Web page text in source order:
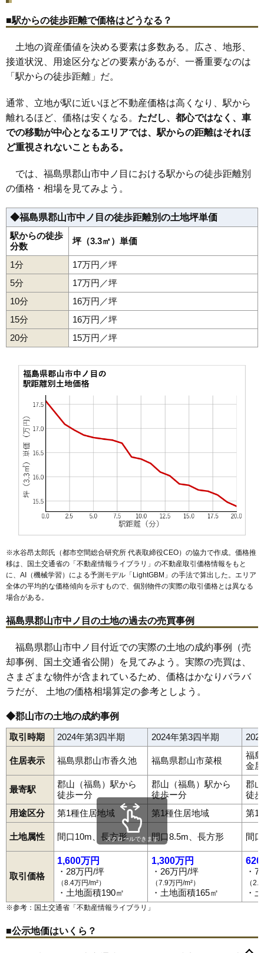
29 桃見台 27万円 1,594万円 40.8%
30 富田東 27万円 1,958万円 46.6%
31 亀田 27万円 1,900万円 25.1%
32 御前南
33 鳴神 27万円 2,003万円 41.5%
34 桑野 27万円 2,636万円 33.3%
35 菜根 26万円 1,822万円 37.3%
36 愛宕町 26万円
38 安積荒井
40 南 25万円 4,700万円
41 池ノ台
42
43 西ノ内
44 中野
45 （大字なし）
46 台新
47 香久池
49 八山田西
50 緑町
久留米 23万円 1,522万円
52 安積町荒井
53 23万円
54 22万円
55
56 1,914万円
22万円
横塚 21万円 1,466万円 20.2%
61 安積町南長久保 21万円 1,412万円 22.4%
62
64 大槻町 19万円 1,422万円 12.7%
65 うねめ町 19万円 1,588万円 21.1%
66 若葉町 19万円 811万円 19.6%
67 石渕町 19万円 1,127万円 19.0%
68 中ノ目 18万円 1,169万円
69 安積町長久保 17万円
70 喜久田町 16万円 1,287万円 9.7%
71 緑ケ丘東 16万円 1,130万円 18.5%
72 富久山町久保田 15万円 1,275万円 12.6%
昭和 14万円 1,043万円 8.9%
笹川 14万円 907万円 13.3%
75 大平町 14万円 1,562万円 13.2%
76 安積町笹川 13万円 1,276万円 7.6%
77 安積 12万円 1,505万円 8.6%
日和田町 1,114万円 5.2%
安積町成田 819万円 13.6%
80 喜久田町卸 11万円 5,371万円 4.9%
82 田村町徳定 9.5万円 1,050万円 9.3%
■駅からの徒歩距離で価格はどうなる？
土地の資産価値を決める要素は多数ある。広さ、地形、
接道状況、用途区分などの要素があるが、一番重要なのは
「駅からの徒歩距離」だ。
通常、立地が駅に近いほど不動産価格は高くなり、駅から
離れるほど、価格は安くなる。 ただし、都心ではなく、車
での移動が中心となるエリアでは、駅からの距離はそれほ
ど重視されないこともある。
では、福島県郡山市中ノ目における駅からの徒歩距離別
の価格・相場を見てみよう。
◆福島県郡山市中ノ目の徒歩距離別の土地坪単価
駅からの徒歩
分数
坪（3.3㎡）単価
1分
17万円／坪
5分
17万円／坪
10分
16万円／坪
15分
16万円／坪
20分
15万円／坪
※水谷昂太郎氏（都市空間総合研究所 代表取締役CEO）の協力で作成。価格推
移は、国土交通省の「不動産情報ライブラリ 」の不動産取引価格情報をもと
に、AI（機械学習）による予測モデル「LightGBM」の手法で算出した。エリア
全体の平均的な価格傾向を示すもので、個別物件の実際の取引価格とは異なる
場合がある。
福島県郡山市中ノ目の土地の過去の売買事例
福島県郡山市中ノ目付近での実際の土地の成約事例（売
却事例、国土交通省公開）を見てみよう。実際の売買は、
さまざまな物件が含まれているため、価格はかなりバラバ
ラだが、 土地の価格相場算定の参考としよう。
◆郡山市の土地の成約事例
取引時期 2024年第3四半期 2024年第3四半期
住居表示 福島県郡山市香久池 福島県郡山市菜根
福
金屋
最寄駅
郡山（福島）駅から
徒歩ー分
郡山（福島）駅から
徒歩ー分
郡
徒
用途区分
第1種住居地域 第1種住居地域 第1
土地属性 間口10m、長方形 間口8.5m、長方形 間
取引価格
1,600万円
・28万円/坪
（8.4万円/m²）
・土地面積190㎡
1,300万円
・26万円/坪
（7.9万円/m²）
・土地面積165㎡
620
・
（
・
スクロールできます
※参考：国土交通省「不動産情報ライブラリ 」
■公示地価はいくら？
安積 安積町荒井安積町笹川 安積町長久保安積町成田
安積町日出山安積町南長久保朝日愛宕町熱海町安子島
熱海町熱海あぶくま台新屋敷池ノ台
亀田喜久田町喜久田町卸
久留米桑野小原田菜根栄町咲田桜木笹川静町島清水台昭和